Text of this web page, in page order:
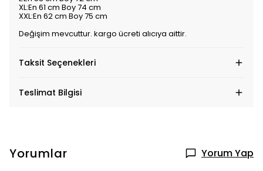
XL:En 61 cm Boy 74 cm
XXL:En 62 cm Boy 75 cm
Değişim mevcuttur. kargo ücreti alıcıya aittir.
Taksit Seçenekleri
Teslimat Bilgisi
Yorumlar Yorum Yap